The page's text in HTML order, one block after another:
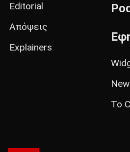
Editorial
Απόψεις
Explainers
Το